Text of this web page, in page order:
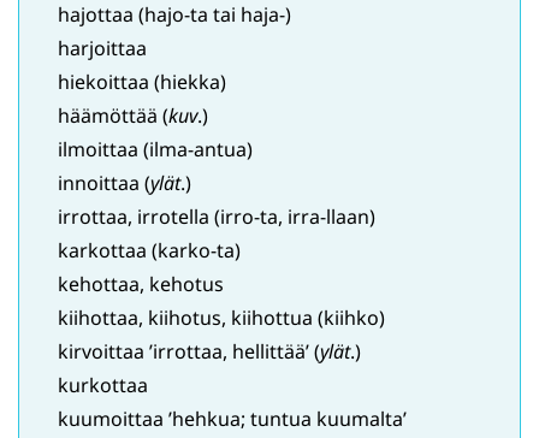
hajottaa (hajo-ta tai haja-)
harjoittaa
hiekoittaa (hiekka)
häämöttää (kuv.)
ilmoittaa (ilma-antua)
innoittaa (ylät.)
irrottaa, irrotella (irro-ta, irra-llaan)
karkottaa (karko-ta)
kehottaa, kehotus
kiihottaa, kiihotus, kiihottua (kiihko)
kirvoittaa ’irrottaa, hellittää’ (ylät.)
kurkottaa
kuumoittaa ’hehkua; tuntua kuumalta’